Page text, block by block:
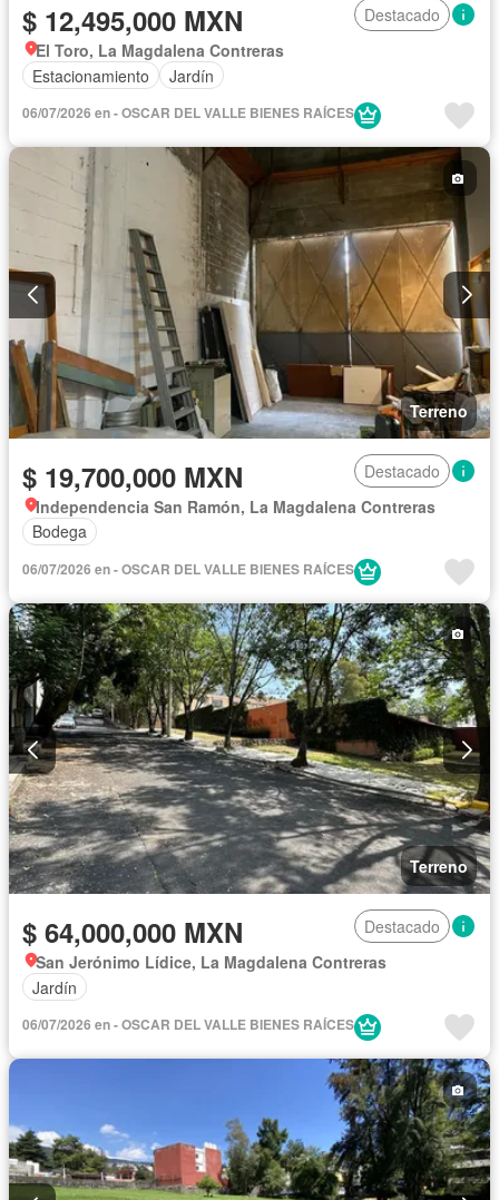
$ 12,495,000 MXN
Destacado
El Toro, La Magdalena Contreras
Estacionamiento
Jardín
06/07/2026 en - OSCAR DEL VALLE BIENES RAÍCES
Terreno
$ 19,700,000 MXN
Destacado
Independencia San Ramón, La Magdalena Contreras
Bodega
06/07/2026 en - OSCAR DEL VALLE BIENES RAÍCES
Terreno
$ 64,000,000 MXN
Destacado
San Jerónimo Lídice, La Magdalena Contreras
Jardín
06/07/2026 en - OSCAR DEL VALLE BIENES RAÍCES